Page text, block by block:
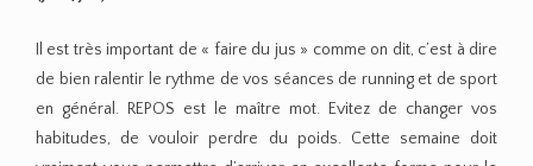
Il est très important de « faire du jus » comme on dit, c’est à dire
de bien ralentir le rythme de vos séances de running et de sport
en général. REPOS est le maître mot. Evitez de changer vos
habitudes, de vouloir perdre du poids. Cette semaine doit